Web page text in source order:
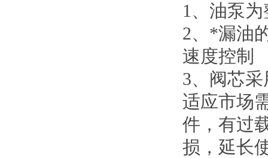
1、 油泵
2、 *漏油
速度控制
3、 阀芯
适应市场
件，有过
损，延长